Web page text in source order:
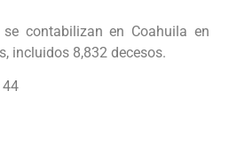
contabilizan en Coahuila en
incluidos 8,832 decesos.
44